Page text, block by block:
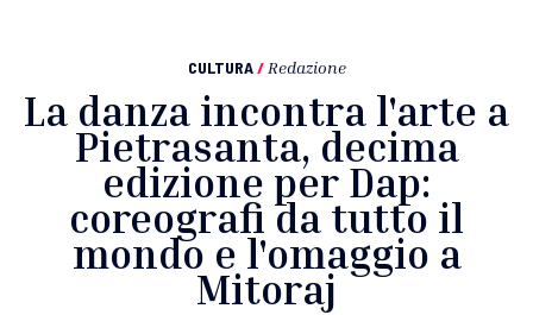
CULTURA / Redazione
La danza incontra l'arte a
Pietrasanta, decima
edizione per Dap:
coreografi da tutto il
mondo e l'omaggio a
Mitoraj